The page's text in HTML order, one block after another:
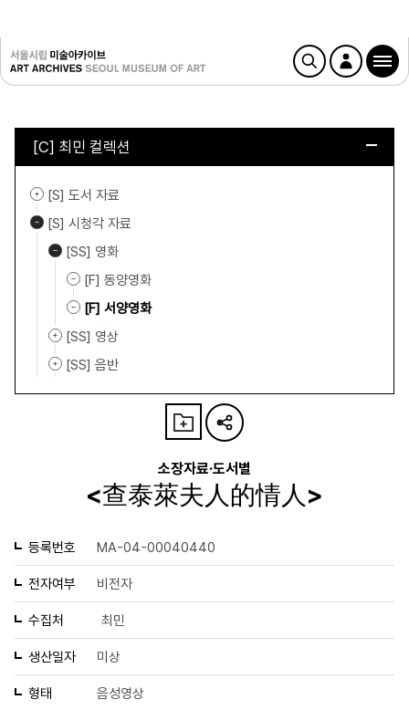
[C] 최민 컬렉션
[S] 도서 자료
[S] 시청각 자료
[SS] 영화
[F] 동양영화
[F] 서양영화
[SS] 영상
[SS] 음반
소장자료·도서별
<查泰萊夫人的情人>
등록번호 MA-04-00040440
전자여부 비전자
수집처 최민
생산일자 미상
형태 음성영상